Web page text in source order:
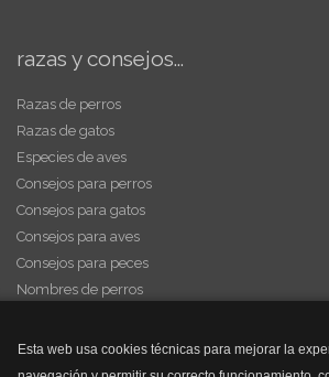
Esta web usa cookies técnicas para mejorar la
razas y consejos...
Razas de perros
Razas de gatos
Especies de aves
Consejos para perros
Consejos para gatos
Consejos para aves
Consejos para peces
Nombres de perros